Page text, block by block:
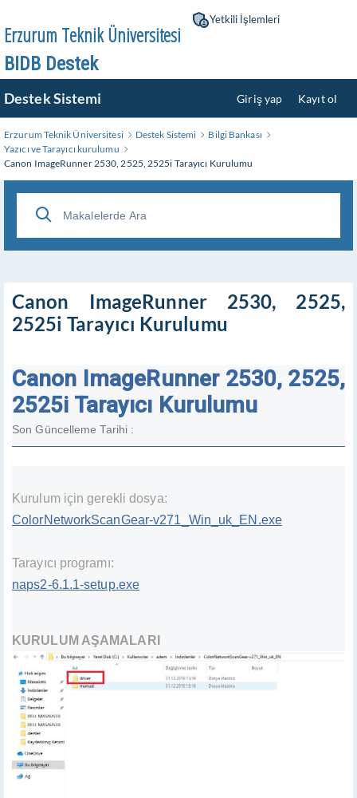
Erzurum Teknik Üniversitesi
BIDB Destek
Yetkili İşlemleri
İçeriğe
Destek Sistemi Giriş yap Kayıt ol
Erzurum Teknik Üniversitesi Destek Sistemi
Bilgi Bankası
Yazıcı ve Tarayıcı kurulumu
Canon ImageRunner 2530, 2525, 2525i Tarayıcı Kurulumu
Canon ImageRunner 2530, 2525,
2525i Tarayıcı Kurulumu
Canon ImageRunner 2530, 2525,
2525i Tarayıcı Kurulumu
Son Güncelleme Tarihi :
Kurulum için gerekli dosya:
ColorNetworkScanGear-v271_Win_uk_EN.exe
Tarayıcı programı:
naps2-6.1.1-setup.exe
KURULUM AŞAMALARI